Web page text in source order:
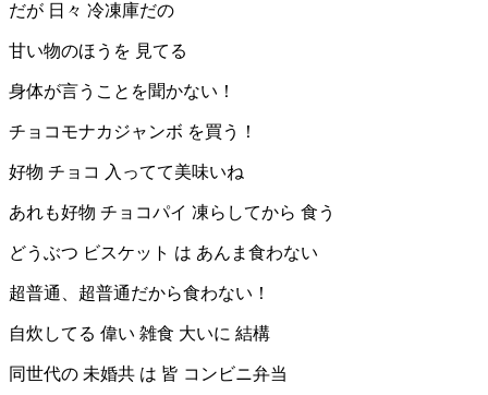
だが 日々 冷凍庫だの
甘い物のほうを 見てる
身体が言うことを聞かない！
チョコモナカジャンボ を買う！
好物 チョコ 入ってて美味いね
あれも好物 チョコパイ 凍らしてから 食う
どうぶつ ビスケット は あんま食わない
超普通、超普通だから食わない！
自炊してる 偉い 雑食 大いに 結構
同世代の 未婚共 は 皆 コンビニ弁当